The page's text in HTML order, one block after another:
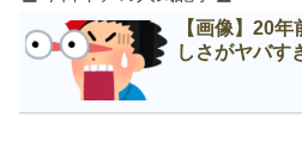
【画像】20
しさがヤバす